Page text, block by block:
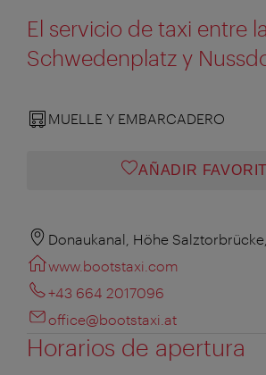
El servicio de taxi entre la
Schwedenplatz y
MUELLE Y EMBARCADERO
AÑADIR
Donaukanal, Höhe
www.bootstaxi.com
+43 664 2017096
office@bootstaxi.at
Horarios de apertura